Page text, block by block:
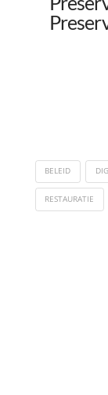
BELEID
RESTAURATIE